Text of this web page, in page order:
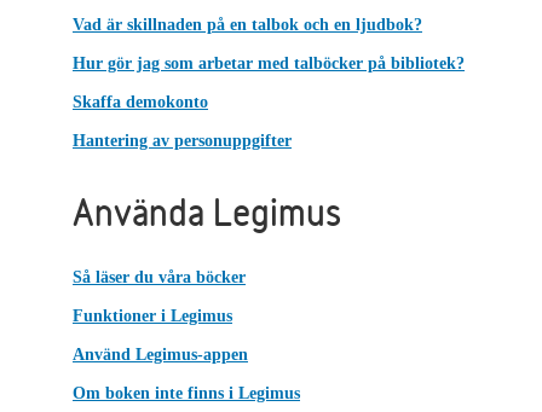
Vad är skillnaden på en talbok och en ljudbok?
Hur gör jag som arbetar med talböcker på bibliotek?
Skaffa demokonto
Hantering av personuppgifter
Använda Legimus
Så läser du våra böcker
Funktioner i Legimus
Använd Legimus-appen
Om boken inte finns i Legimus